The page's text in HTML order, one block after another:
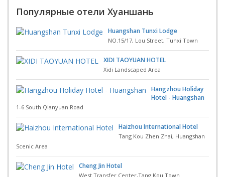
Популярные отели Хуаншань
Huangshan Tunxi Lodge
NO.15/17, Lou Street, Tunxi Town
XIDI TAOYUAN HOTEL
Xidi Landscaped Area
Hangzhou Holiday
Hotel - Huangshan
1-6 South Qianyuan Road
Haizhou International Hotel
Tang Kou Zhen Zhai, Huangshan
Scenic Area
Cheng Jin Hotel
West Transfer Center,Tang Kou Town